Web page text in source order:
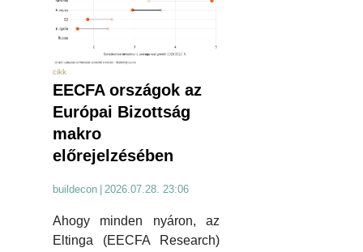
cikk
EECFA országok az
Európai Bizottság
makro
előrejelzésében
buildecon 2026.07.28. 23:06
Ahogy minden nyáron, az
Eltinga (EECFA Research)